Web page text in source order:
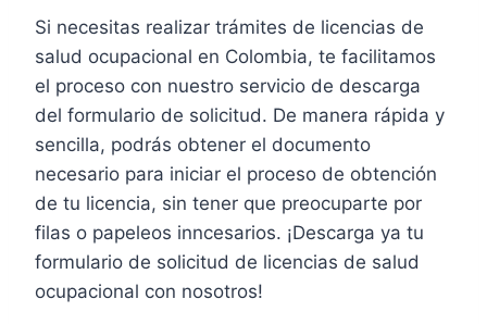
Si necesitas realizar trámites de licencias de
salud ocupacional en Colombia, te facilitamos
el proceso con nuestro servicio de descarga
del formulario de solicitud. De manera rápida y
sencilla, podrás obtener el documento
necesario para iniciar el proceso de obtención
de tu licencia, sin tener que preocuparte por
filas o papeleos inncesarios. ¡Descarga ya tu
formulario de solicitud de licencias de salud
ocupacional con nosotros!